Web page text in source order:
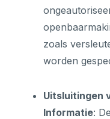
zoals
worden
Uitsluitingen
Informatie: